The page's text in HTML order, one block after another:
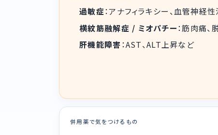
過敏症：アナフィラキシー、血管神経
横紋筋融解症 / ミオパチー：筋肉痛、
肝機能障害：AST、ALT上昇など
併用薬で気をつけるもの